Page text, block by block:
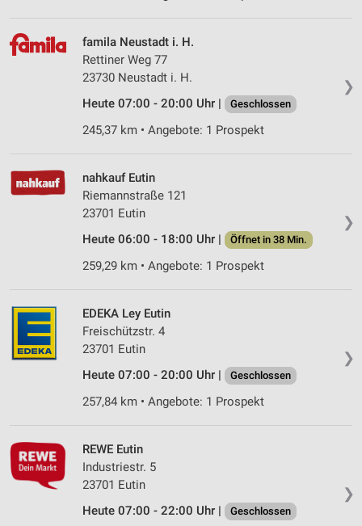
❯
famila Neustadt i. H.
Rettiner Weg 77
23730 Neustadt i. H.
Heute 07:00 - 20:00 Uhr |
Geschlossen
245,37 km • Angebote: 1 Prospekt
❯
nahkauf Eutin
Riemannstraße 121
23701 Eutin
Heute 06:00 - 18:00 Uhr |
Öffnet in 38 Min.
259,29 km • Angebote: 1 Prospekt
❯
EDEKA Ley Eutin
Freischützstr. 4
23701 Eutin
Heute 07:00 - 20:00 Uhr |
Geschlossen
257,84 km • Angebote: 1 Prospekt
❯
REWE Eutin
Industriestr. 5
23701 Eutin
Heute 07:00 - 22:00 Uhr |
Geschlossen